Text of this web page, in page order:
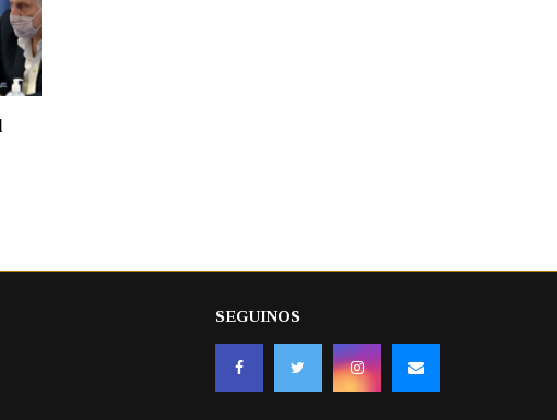
SEGUINOS